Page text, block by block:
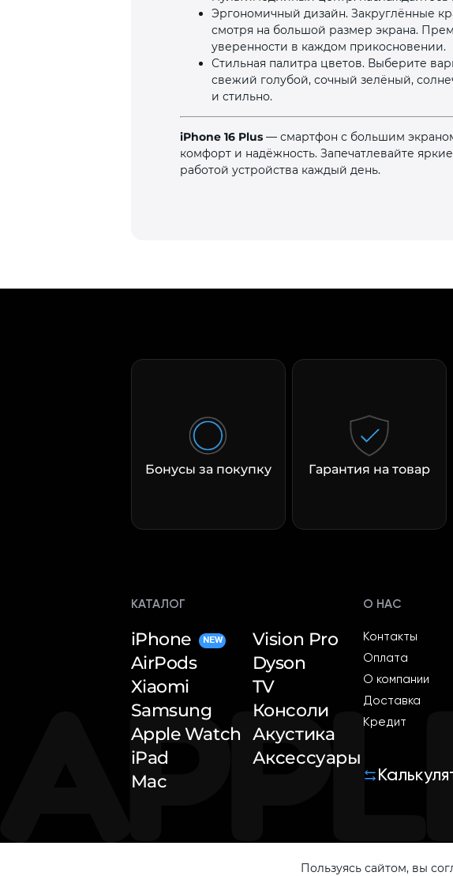
Эргономичный дизайн. Закруглённые
смотря на большой размер экрана.
уверенности в каждом прикосновении.
Стильная палитра цветов. Выберите
свежий голубой, сочный зелёный,
и стильно.
iPhone 16 Plus — смартфон с большим
комфорт и надёжность. Запечатлевайте
работой устройства каждый день.
Бонусы за покупку Гарантия на товар
КАТАЛОГ
iPhone NEW
AirPods
Xiaomi
Samsung
Apple Watch
iPad
Mac
Vision Pro
Dyson
TV
Консоли
Акустика
Аксессуары
О НАС
Контакты
Оплата
О компании
Доставка
Кредит
© 2026 — Apple Inside. All rights reserved.Пользуясь сайтом, вы